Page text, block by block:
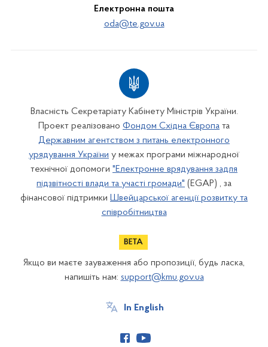
Електронна пошта
oda@te.gov.ua
Власність Секретаріату Кабінету Міністрів України.
Проект реалізовано Фондом Східна Європа та
Державним агентством з питань електронного
урядування України у межах програми міжнародної
технічної допомоги "Електронне врядування задля
підзвітності влади та участі громади" (EGAP) , за
фінансової підтримки Швейцарської агенції розвитку та
співробітництва
Якщо ви маєте зауваження або пропозиції, будь ласка,
напишіть нам: support@kmu.gov.ua
In English